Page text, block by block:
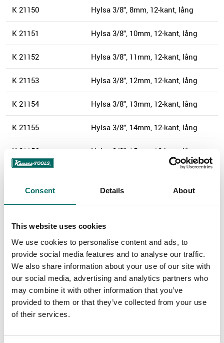
Consent Details About
This website uses cookies
We use cookies to personalise content and ads, to
provide social media features and to analyse our traffic.
We also share information about your use of our site with
our social media, advertising and analytics partners who
may combine it with other information that you’ve
provided to them or that they’ve collected from your use
of their services.
K 21150 Hylsa 3/8", 8mm, 12-kant, lång
K 21151 Hylsa 3/8", 10mm, 12-kant, lång
K 21152 Hylsa 3/8", 11mm, 12-kant, lång
K 21153 Hylsa 3/8", 12mm, 12-kant, lång
K 21154 Hylsa 3/8", 13mm, 12-kant, lång
K 21155 Hylsa 3/8", 14mm, 12-kant, lång
K 21156 Hylsa 3/8", 15mm, 12-kant, lång
K 21157 Hylsa 3/8", 16mm, 12-kant, lång
K 21159 Hylsa 3/8", 18mm, 12-kant, lång
K 21160 Hylsa 3/8", 19mm, 12-kant, lång
K 21161 Hylsa 3/8", 20mm, 12-kant, lång
K 21162 Hylsa 3/8", 21mm, 12-kant, lång
K 21163